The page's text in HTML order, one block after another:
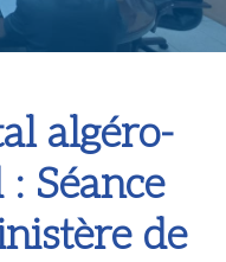
algéro-
Séance
de